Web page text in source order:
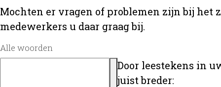
Mochten er vragen of problemen zijn bij het
medewerkers u daar graag bij.
Alle woorden
Door leestekens in
juist breder: